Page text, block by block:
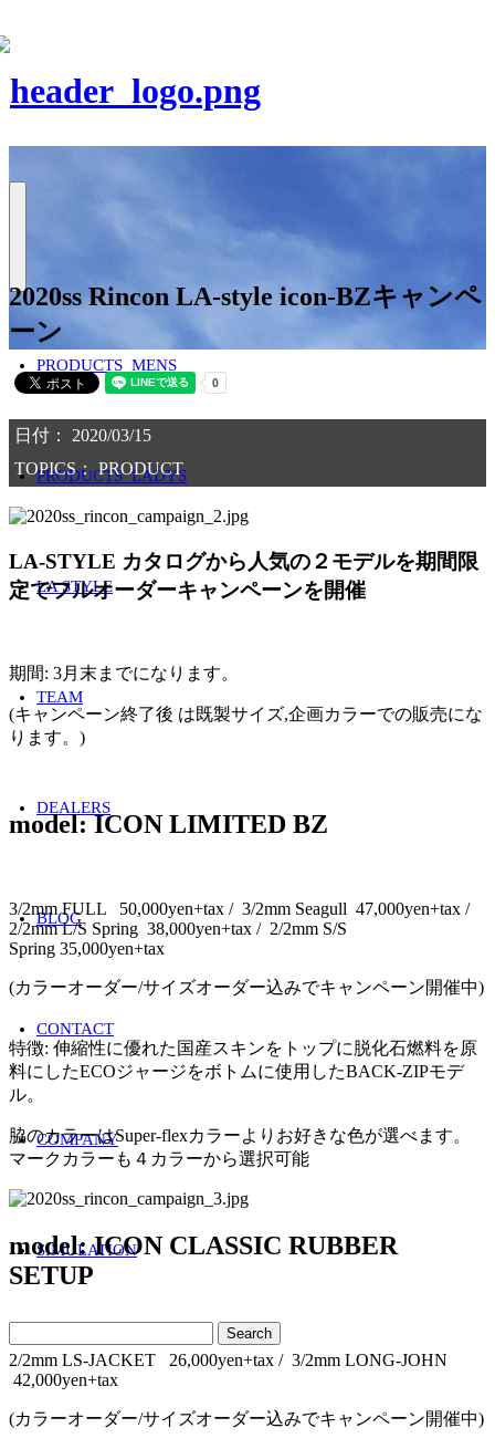
PRODUCTS_MENS
PRODUCTS_LADYS
LA STYLE
TEAM
DEALERS
BLOG
CONTACT
COMPANY
SIMULATION
2020ss Rincon LA-style icon-BZキャンペ
ーン
日付： 2020/03/15
TOPICS：PRODUCT
LA-STYLE カタログから人気の２モデルを期間限
定でフルオーダーキャンペーンを開催
期間: 3月末までになります。
(キャンペーン終了後 は既製サイズ,企画カラーでの販売にな
ります。)
model: ICON LIMITED BZ
3/2mm FULL 50,000yen+tax / 3/2mm Seagull 47,000yen+tax /
2/2mm L/S Spring 38,000yen+tax / 2/2mm S/S
Spring 35,000yen+tax
(カラーオーダー/サイズオーダー込みでキャンペーン開催中)
特徴: 伸縮性に優れた国産スキンをトップに脱化石燃料を原
料にしたECOジャージをボトムに使用したBACK-ZIPモデ
ル。
脇のカラーはSuper-flexカラーよりお好きな色が選べます。
マークカラーも４カラーから選択可能
model: ICON CLASSIC RUBBER
SETUP
2/2mm LS-JACKET 26,000yen+tax / 3/2mm LONG-JOHN
42,000yen+tax
(カラーオーダー/サイズオーダー込みでキャンペーン開催中)